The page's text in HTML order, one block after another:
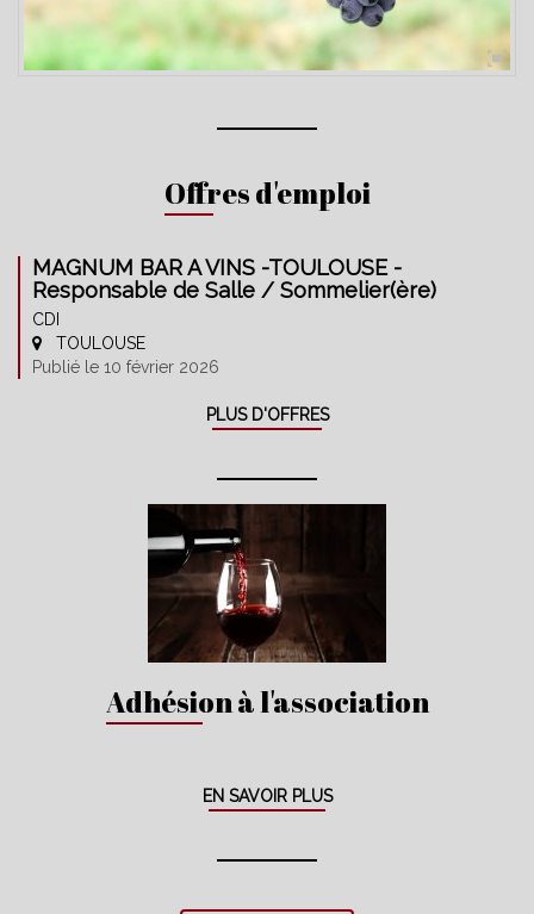
Offres d'emploi
MAGNUM BAR A VINS -TOULOUSE -
Responsable de Salle / Sommelier(ère)
CDI
TOULOUSE
Publié le 10 février 2026
PLUS D'OFFRES
Adhésion à l'association
EN SAVOIR PLUS